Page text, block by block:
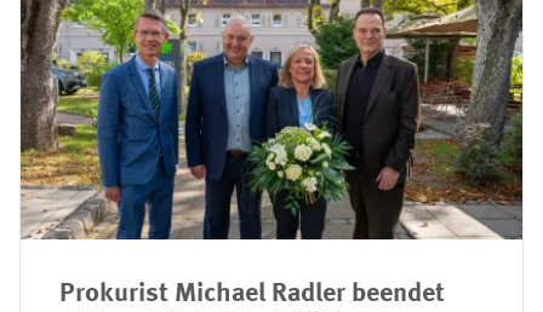
Prokurist Michael Radler beendet